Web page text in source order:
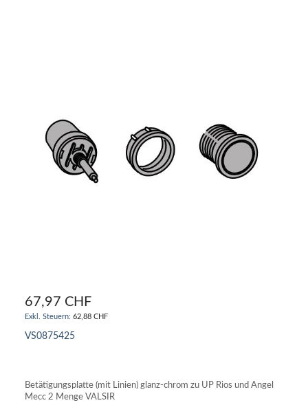
67,97 CHF
62,88 CHF
VS0875425
Betätigungsplatte (mit Linien) glanz-chrom zu UP Rios und Angel
Mecc 2 Menge VALSIR